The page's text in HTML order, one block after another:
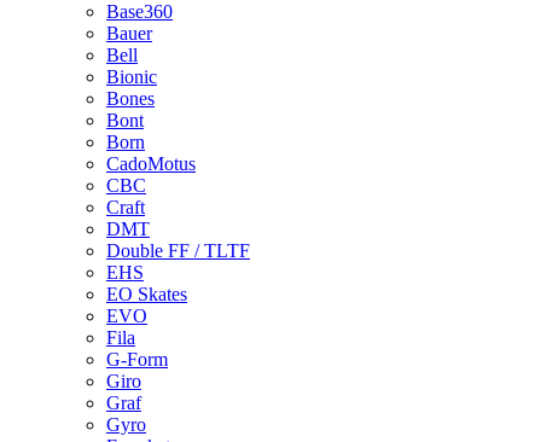
Base360
Bauer
Bell
Bionic
Bones
Bont
Born
CadoMotus
CBC
Craft
DMT
Double FF / TLTF
EHS
EO Skates
EVO
Fila
G-Form
Giro
Graf
Gyro